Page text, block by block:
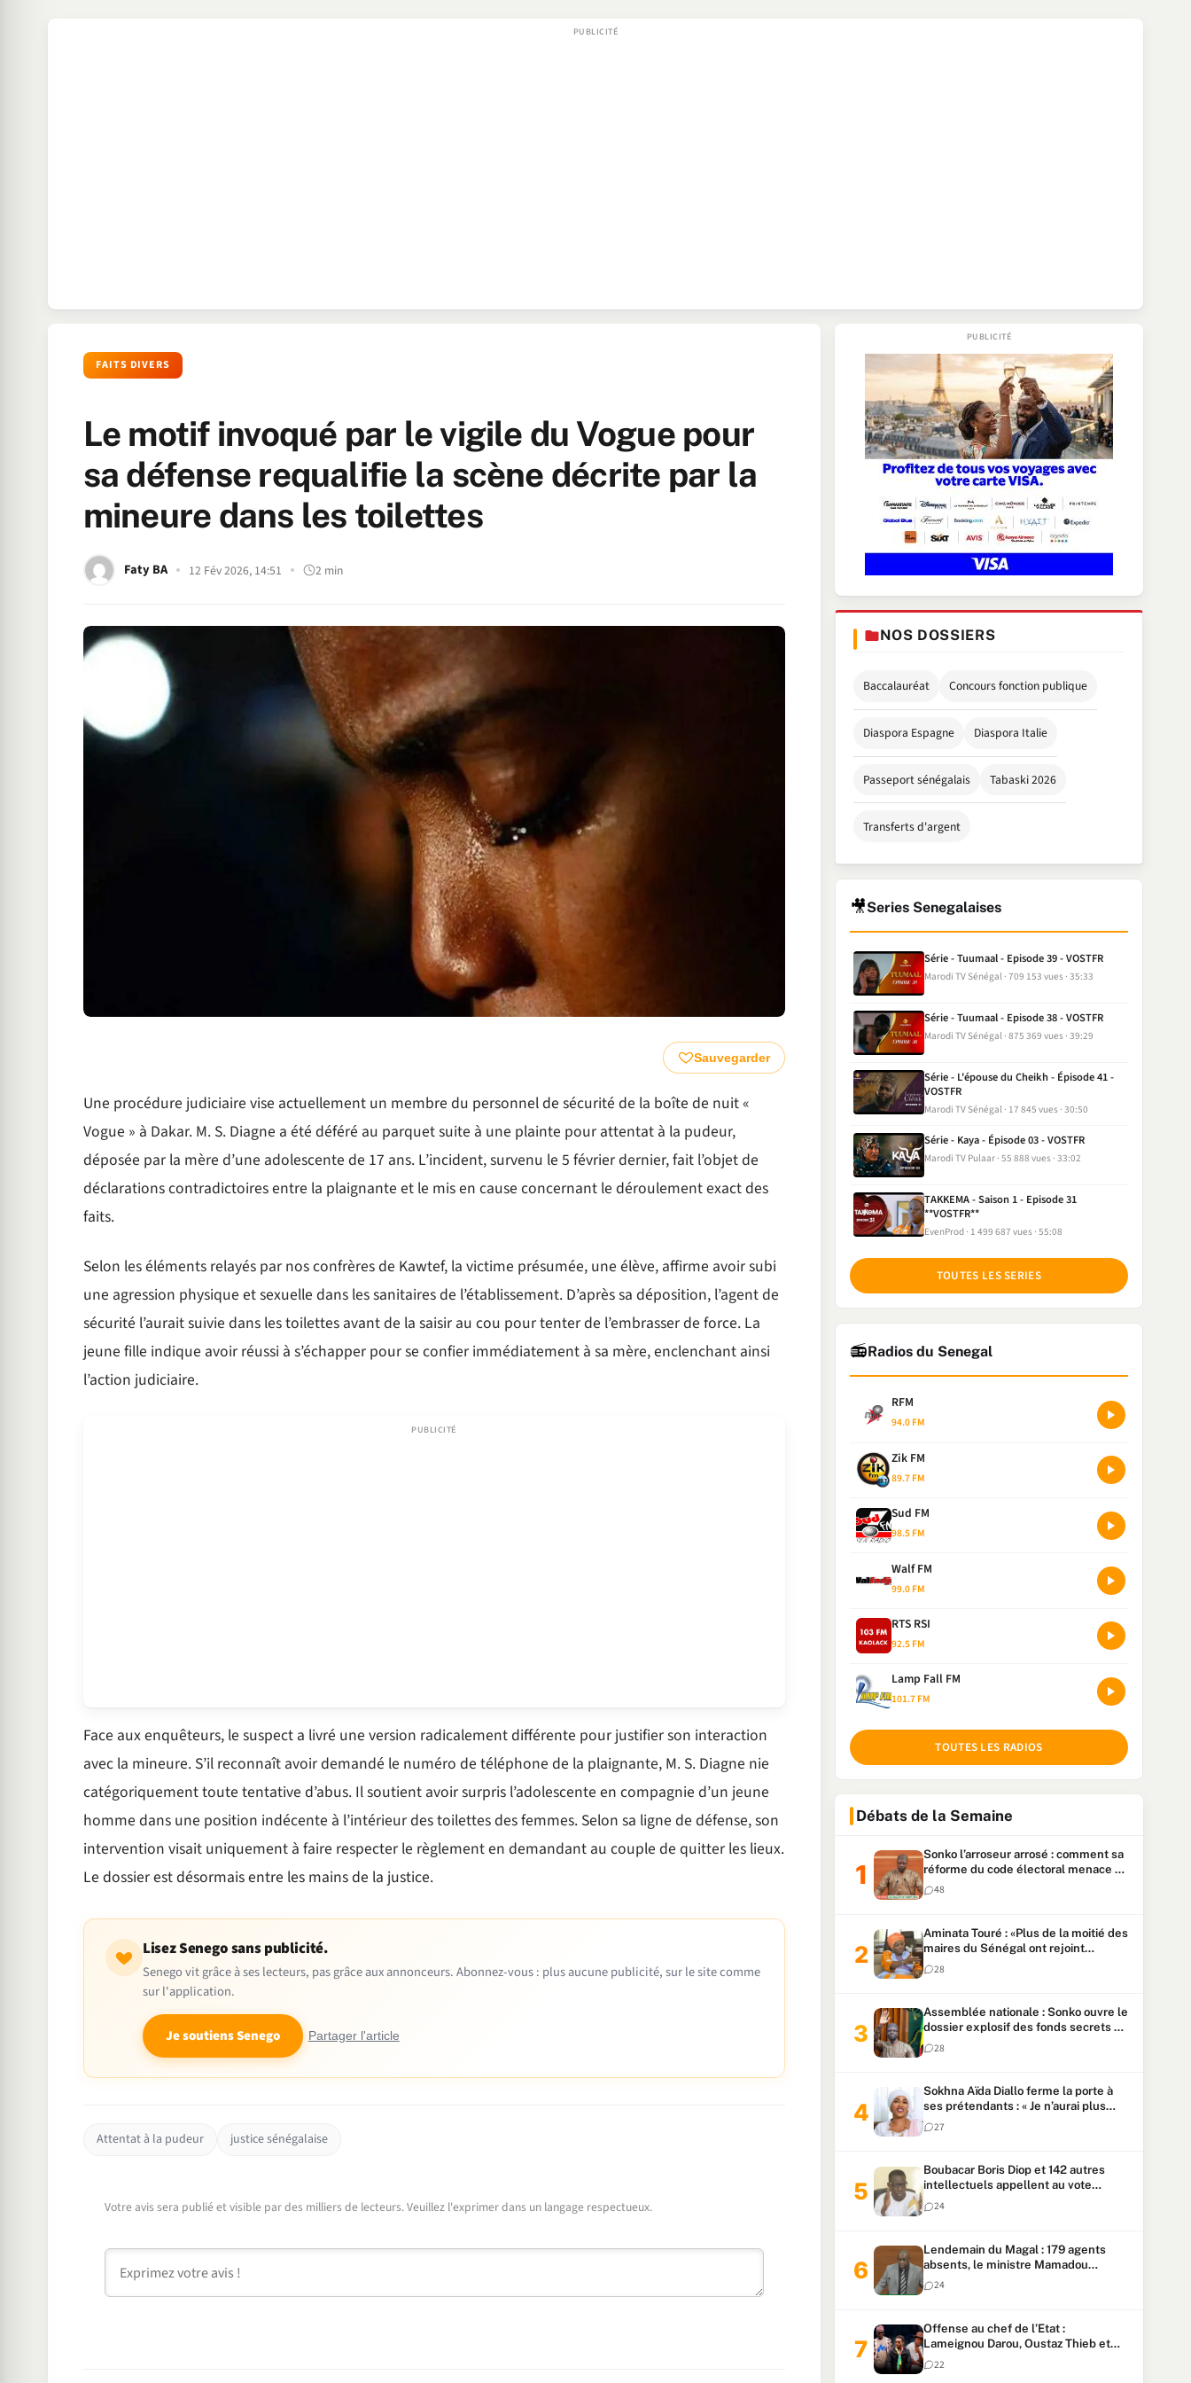
FAITS DIVERS
Le motif invoqué par le vigile du Vogue pour
sa défense requalifie la scène décrite par la
mineure dans les toilettes
Faty BA 12 Fév 2026, 14:51 2 min
Sauvegarder
Une procédure judiciaire vise actuellement un membre du personnel de sécurité de la boîte de nuit «
Vogue » à Dakar. M. S. Diagne a été déféré au parquet suite à une plainte pour attentat à la pudeur,
déposée par la mère d’une adolescente de 17 ans. L’incident, survenu le 5 février dernier, fait l’objet de
déclarations contradictoires entre la plaignante et le mis en cause concernant le déroulement exact des
faits.
Selon les éléments relayés par nos confrères de Kawtef, la victime présumée, une élève, affirme avoir subi
une agression physique et sexuelle dans les sanitaires de l’établissement. D’après sa déposition, l’agent de
sécurité l’aurait suivie dans les toilettes avant de la saisir au cou pour tenter de l’embrasser de force. La
jeune fille indique avoir réussi à s’échapper pour se confier immédiatement à sa mère, enclenchant ainsi
l’action judiciaire.
Face aux enquêteurs, le suspect a livré une version radicalement différente pour justifier son interaction
avec la mineure. S’il reconnaît avoir demandé le numéro de téléphone de la plaignante, M. S. Diagne nie
catégoriquement toute tentative d’abus. Il soutient avoir surpris l’adolescente en compagnie d’un jeune
homme dans une position indécente à l’intérieur des toilettes des femmes. Selon sa ligne de défense, son
intervention visait uniquement à faire respecter le règlement en demandant au couple de quitter les lieux.
Le dossier est désormais entre les mains de la justice.
Lisez Senego sans publicité.
Senego vit grâce à ses lecteurs, pas grâce aux annonceurs. Abonnez-vous : plus aucune publicité, sur le site comme
sur l'application.
Je soutiens Senego Partager l'article
Attentat à la pudeur justice sénégalaise
Votre avis sera publié et visible par des milliers de lecteurs. Veuillez l'exprimer dans un langage respectueux.
NOS DOSSIERS
Baccalauréat Concours fonction publique
Diaspora Espagne Diaspora Italie
Passeport sénégalais Tabaski 2026
Transferts d'argent
🎥Series Senegalaises
Série - Tuumaal - Episode 39 - VOSTFR
Marodi TV Sénégal 709 153 vues 35:33
Série - Tuumaal - Episode 38 - VOSTFR
Marodi TV Sénégal 875 369 vues 39:29
Série - L'épouse du Cheikh - Épisode 41 -
VOSTFR
Marodi TV Sénégal 17 845 vues 30:50
Série - Kaya - Épisode 03 - VOSTFR
Marodi TV Pulaar 55 888 vues 33:02
TAKKEMA - Saison 1 - Episode 31
**VOSTFR**
EvenProd 1 499 687 vues 55:08
TOUTES LES SERIES
📻Radios du Senegal
RFM
94.0 FM
Zik FM
89.7 FM
Sud FM
98.5 FM
Walf FM
99.0 FM
RTS RSI
92.5 FM
Lamp Fall FM
101.7 FM
TOUTES LES RADIOS
Débats de la Semaine
Sonko l’arroseur arrosé : comment sa
réforme du code électoral menace sa
candidature
48
Aminata Touré : «Plus de la moitié des
maires du Sénégal ont rejoint
Kiiraay»
28
Assemblée nationale : Sonko ouvre le
dossier explosif des fonds secrets et
du patrimoine présidentiel
28
Sokhna Aïda Diallo ferme la porte à
ses prétendants : « Je n’aurai plus
jamais un autre mari »
27
Boubacar Boris Diop et 142 autres
intellectuels appellent au vote
urgent de la révision
constitutionnelle
24
Lendemain du Magal : 179 agents
absents, le ministre Mamadou
Lamine Dianté exige des explications
24
Offense au chef de l’Etat :
Lameignou Darou, Oustaz Thieb et
Ndiaye Touba lourdement
condamnés
22